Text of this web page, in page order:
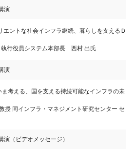
演
エントな社会インフラ継続、暮らしを支えるＤ
執行役員システム本部長 西村 出氏
演
ま考える、国を支える持続可能なインフラの未
授 同インフラ・マネジメント研究センター セ
演（ビデオメッセージ）